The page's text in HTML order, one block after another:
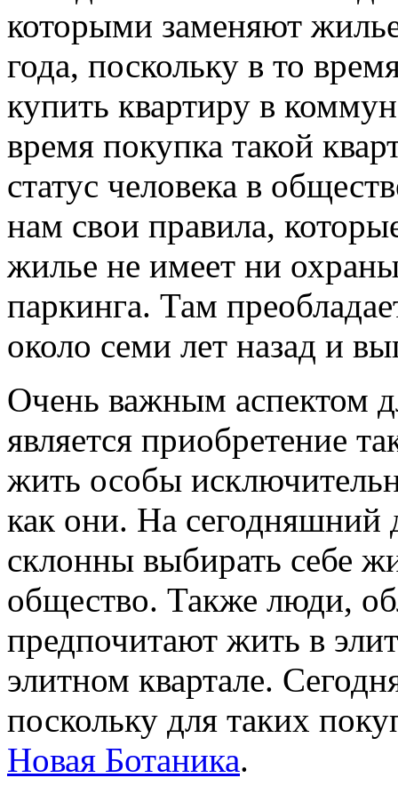
которыми заменяют
года, поскольку в то
купить квартиру в
время покупка такой
статус человека в
нам свои правила,
жилье не имеет ни
паркинга. Там
около семи лет назад и
Очень важным аспектом
является приобретение
жить особы
как они. На сегодняшний
склонны выбирать себе
общество. Также люди,
предпочитают жить в
элитном квартале.
поскольку для таких
Новая Ботаника.